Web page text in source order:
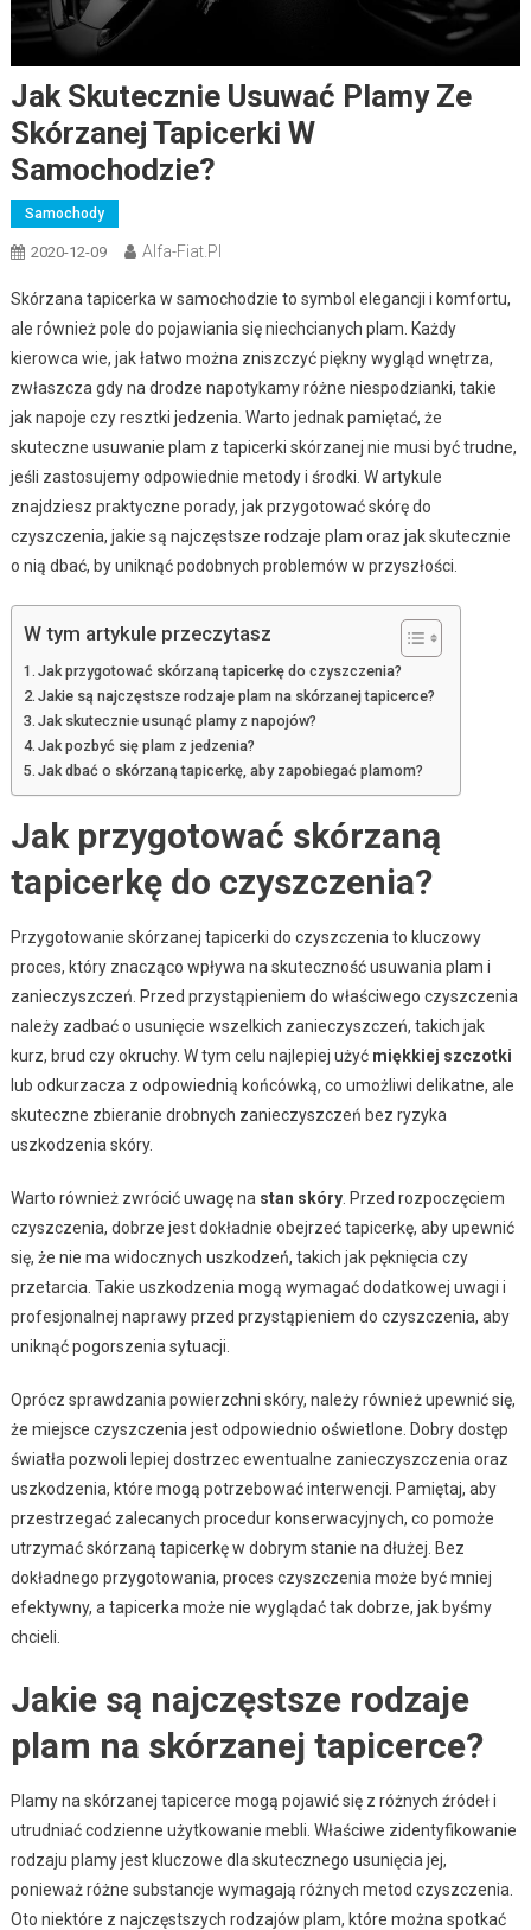
Jak Skutecznie Usuwać Plamy Ze
Skórzanej Tapicerki W
Samochodzie?
Samochody
2020-12-09 Alfa-Fiat.pl
Skórzana tapicerka w samochodzie to symbol elegancji i komfortu,
ale również pole do pojawiania się niechcianych plam. Każdy
kierowca wie, jak łatwo można zniszczyć piękny wygląd wnętrza,
zwłaszcza gdy na drodze napotykamy różne niespodzianki, takie
jak napoje czy resztki jedzenia. Warto jednak pamiętać, że
skuteczne usuwanie plam z tapicerki skórzanej nie musi być trudne,
jeśli zastosujemy odpowiednie metody i środki. W artykule
znajdziesz praktyczne porady, jak przygotować skórę do
czyszczenia, jakie są najczęstsze rodzaje plam oraz jak skutecznie
o nią dbać, by uniknąć podobnych problemów w przyszłości.
W tym artykule przeczytasz
Jak przygotować skórzaną tapicerkę do czyszczenia?
Jakie są najczęstsze rodzaje plam na skórzanej tapicerce?
Jak skutecznie usunąć plamy z napojów?
Jak pozbyć się plam z jedzenia?
Jak dbać o skórzaną tapicerkę, aby zapobiegać plamom?
Jak przygotować skórzaną
tapicerkę do czyszczenia?
Przygotowanie skórzanej tapicerki do czyszczenia to kluczowy
proces, który znacząco wpływa na skuteczność usuwania plam i
zanieczyszczeń. Przed przystąpieniem do właściwego czyszczenia
należy zadbać o usunięcie wszelkich zanieczyszczeń, takich jak
kurz, brud czy okruchy. W tym celu najlepiej użyć miękkiej szczotki
lub odkurzacza z odpowiednią końcówką, co umożliwi delikatne, ale
skuteczne zbieranie drobnych zanieczyszczeń bez ryzyka
uszkodzenia skóry.
Warto również zwrócić uwagę na stan skóry. Przed rozpoczęciem
czyszczenia, dobrze jest dokładnie obejrzeć tapicerkę, aby upewnić
się, że nie ma widocznych uszkodzeń, takich jak pęknięcia czy
przetarcia. Takie uszkodzenia mogą wymagać dodatkowej uwagi i
profesjonalnej naprawy przed przystąpieniem do czyszczenia, aby
uniknąć pogorszenia sytuacji.
Oprócz sprawdzania powierzchni skóry, należy również upewnić się,
że miejsce czyszczenia jest odpowiednio oświetlone. Dobry dostęp
światła pozwoli lepiej dostrzec ewentualne zanieczyszczenia oraz
uszkodzenia, które mogą potrzebować interwencji. Pamiętaj, aby
przestrzegać zalecanych procedur konserwacyjnych, co pomoże
utrzymać skórzaną tapicerkę w dobrym stanie na dłużej. Bez
dokładnego przygotowania, proces czyszczenia może być mniej
efektywny, a tapicerka może nie wyglądać tak dobrze, jak byśmy
chcieli.
Jakie są najczęstsze rodzaje
plam na skórzanej tapicerce?
Plamy na skórzanej tapicerce mogą pojawić się z różnych źródeł i
utrudniać codzienne użytkowanie mebli. Właściwe zidentyfikowanie
rodzaju plamy jest kluczowe dla skutecznego usunięcia jej,
ponieważ różne substancje wymagają różnych metod czyszczenia.
Oto niektóre z najczęstszych rodzajów plam, które można spotkać